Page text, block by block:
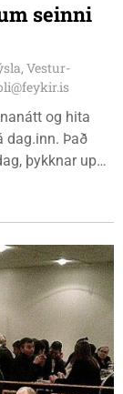
seinni
Vestur-
og hita
dag.inn. Það
þykknar upp
fyrir alvöru
hægari vindi